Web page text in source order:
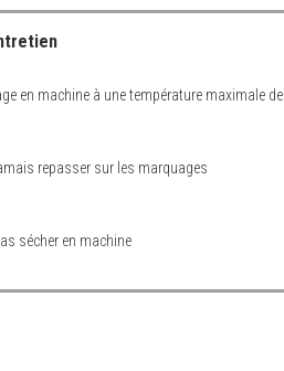
en machine à une température maximale
repasser sur les marquages
sécher en machine